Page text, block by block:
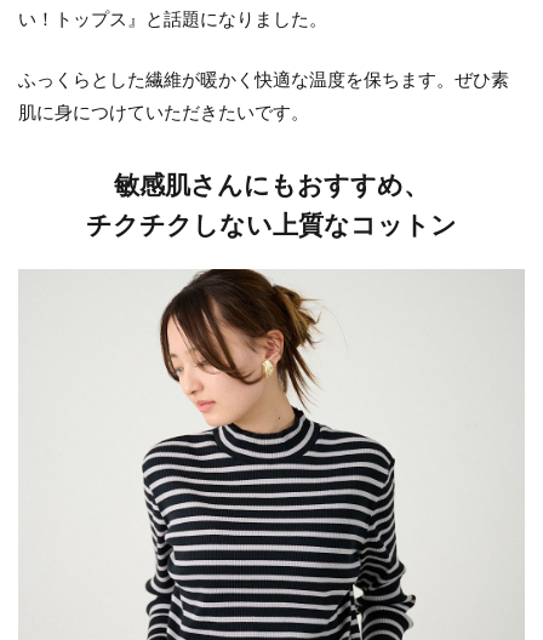
い！トップス』と話題になりました。
ふっくらとした繊維が暖かく快適な温度を保ちます。ぜひ素
肌に身につけていただきたいです。
敏感肌さんにもおすすめ、
チクチクしない上質なコットン